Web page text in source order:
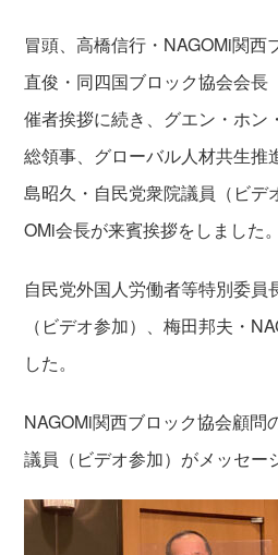
冒頭、高橋信行・NAGOMi関西
直俊・同四国ブロック協会会長
催者挨拶に続き、グエン・ホン
総領事、グローバル人材共生推
島昭久・自民党衆院議員（ビデ
OMi会長が来賓挨拶をしました。
自民党外国人労働者等特別委員
（ビデオ参加）、梅田邦夫・
した。
NAGOMi関西ブロック協会顧問
議員（ビデオ参加）がメッセー